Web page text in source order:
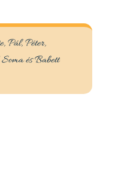
Pál, Péter,
és Babett